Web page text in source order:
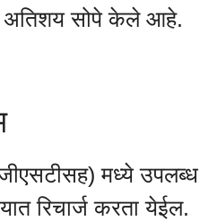
अतिशय सोपे केले आहे.
मध्ये उपलब्ध
रिचार्ज करता येईल.